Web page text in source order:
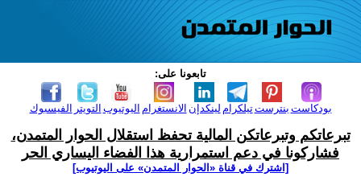
تابعونا على:
الفيسبوك التويتر اليوتيوب الانستغرام لينكدإن تيلكرامبنترست بودكاست
تبرعاتكم وتبرعاتكن المالية تحفظ استقلال الحوار المتمدن،
فشاركونا في دعم استمرارية هذا الفضاء اليساري الحر
[اشترك في قناة ‫«الحوار المتمدن» على اليوتيوب]